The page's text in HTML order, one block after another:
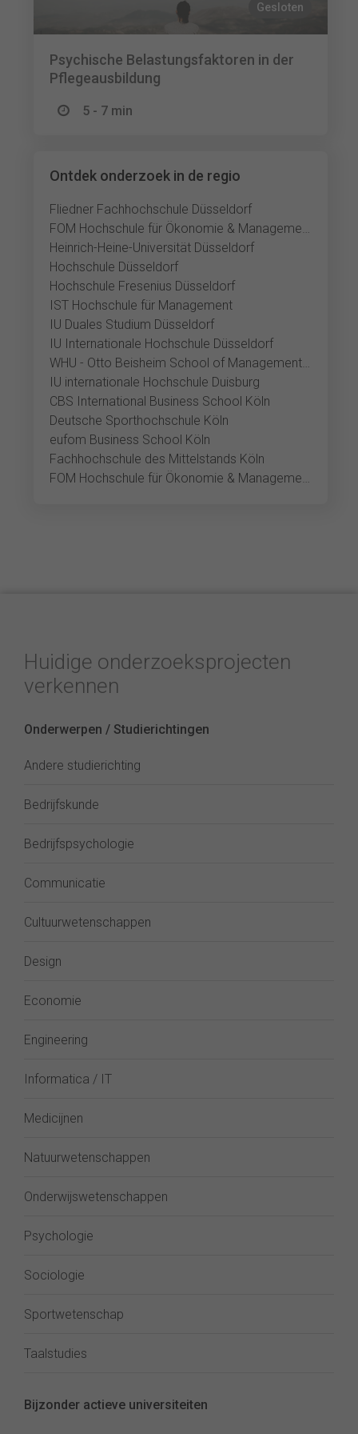
Gesloten
Psychische Belastungsfaktoren in der
Pflegeausbildung
5 - 7 min
Ontdek onderzoek in de regio
Fliedner Fachhochschule Düsseldorf
FOM Hochschule für Ökonomie & Management Düsseldorf
Heinrich-Heine-Universität Düsseldorf
Hochschule Düsseldorf
Hochschule Fresenius Düsseldorf
IST Hochschule für Management
IU Duales Studium Düsseldorf
IU Internationale Hochschule Düsseldorf
WHU - Otto Beisheim School of Management Düsseldorf
IU internationale Hochschule Duisburg
CBS International Business School Köln
Deutsche Sporthochschule Köln
eufom Business School Köln
Fachhochschule des Mittelstands Köln
FOM Hochschule für Ökonomie & Management Köln
Huidige onderzoeksprojecten
verkennen
Onderwerpen / Studierichtingen
Andere studierichting
Bedrijfskunde
Bedrijfspsychologie
Communicatie
Cultuurwetenschappen
Design
Economie
Engineering
Informatica / IT
Medicijnen
Natuurwetenschappen
Onderwijswetenschappen
Psychologie
Sociologie
Sportwetenschap
Taalstudies
Bijzonder actieve universiteiten